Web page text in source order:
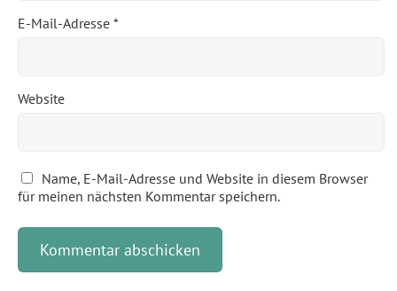
E-Mail-Adresse *
Website
Name, E-Mail-Adresse und Website in diesem Browser
für meinen nächsten Kommentar speichern.